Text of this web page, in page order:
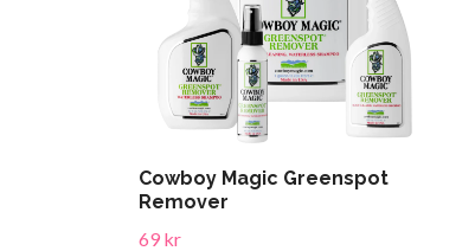
Cowboy Magic Greenspot
Remover
69 kr